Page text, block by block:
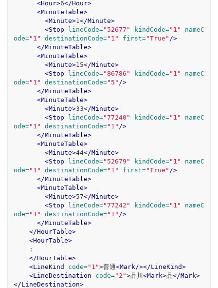
<Hour>6</Hour>
<MinuteTable>
<Minute>1 </Minute>
<Stop
lineCode="52677" kindCode="1"
nameC
ode="1" destinationCode="1" first="True" />
</MinuteTable>
<MinuteTable>
<Minute>15</Minute>
<Stop
lineCode="86786" kindCode="1"
nameC
ode="1" destinationCode="5" />
</MinuteTable>
<MinuteTable>
<Minute>33</Minute>
<Stop
lineCode="77240" kindCode="1"
nameC
ode="1" destinationCode="1" />
</MinuteTable>
<MinuteTable>
<Minute>44</Minute>
<Stop
lineCode="52679" kindCode="1"
nameC
ode="1" destinationCode="1" first="True" />
</MinuteTable>
<MinuteTable>
<Minute>57</Minute>
<Stop
lineCode="77242" kindCode="1"
nameC
ode="1" destinationCode="1" />
</MinuteTable>
</HourTable>
<HourTable>
</HourTable>
<LineKind
code="1">普通<Mark/></LineKind>
<LineDestination
code="2">品川 <Mark>品</Mark>
</LineDestination>